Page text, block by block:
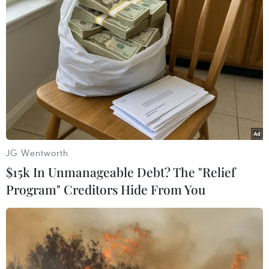
Theo dõi VietnamPlus
TIN LIÊN QUAN
JG Wentworth
$15k In Unmanageable Debt? The "Relief
Program" Creditors Hide From You